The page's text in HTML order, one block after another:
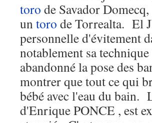
toro de Savador
untoro de Torrealta. El
personnelle d'évitement
notablement sa
abandonné la pose des
montrer que tout ce qui
bébé avec l'eau du bain.
d'Enrique PONCE , est